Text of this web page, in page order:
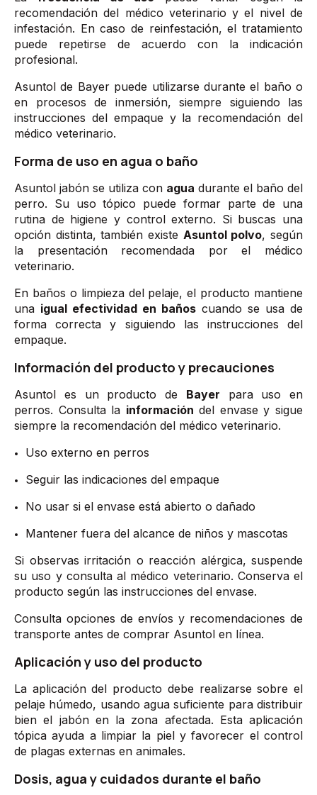
recomendación del médico veterinario y el nivel de
infestación. En caso de reinfestación, el tratamiento
puede repetirse de acuerdo con la indicación
profesional.
Asuntol de Bayer puede utilizarse durante el baño o
en procesos de inmersión, siempre siguiendo las
instrucciones del empaque y la recomendación del
médico veterinario.
Forma de uso en agua o baño
Asuntol jabón se utiliza con agua durante el baño del
perro. Su uso tópico puede formar parte de una
rutina de higiene y control externo. Si buscas una
opción distinta, también existe Asuntol polvo, según
la presentación recomendada por el médico
veterinario.
En baños o limpieza del pelaje, el producto mantiene
una igual efectividad en baños cuando se usa de
forma correcta y siguiendo las instrucciones del
empaque.
Información del producto y precauciones
Asuntol es un producto de Bayer para uso en
perros. Consulta la información del envase y sigue
siempre la recomendación del médico veterinario.
Uso externo en perros
Seguir las indicaciones del empaque
No usar si el envase está abierto o dañado
Mantener fuera del alcance de niños y mascotas
Si observas irritación o reacción alérgica, suspende
su uso y consulta al médico veterinario. Conserva el
producto según las instrucciones del envase.
Consulta opciones de envíos y recomendaciones de
transporte antes de comprar Asuntol en línea.
Aplicación y uso del producto
La aplicación del producto debe realizarse sobre el
pelaje húmedo, usando agua suficiente para distribuir
bien el jabón en la zona afectada. Esta aplicación
tópica ayuda a limpiar la piel y favorecer el control
de plagas externas en animales.
Dosis, agua y cuidados durante el baño